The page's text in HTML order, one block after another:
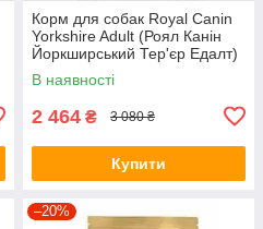
Корм для собак Royal Canin
Yorkshire Adult (Роял Канін
Йоркширський Тер'єр Едалт)
7.5 кг.
В наявності
2 464 ₴ 3 080 ₴
Купити
–20%